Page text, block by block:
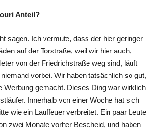
Anteil?
sagen. Ich vermute, dass der hier geringer
auf der Torstraße, weil wir hier auch,
von der Friedrichstraße weg sind, läuft
vorbei. Wir haben tatsächlich so gut,
Werbung gemacht. Dieses Ding war wirklich
Innerhalb von einer Woche hat sich
wie ein Lauffeuer verbreitet. Ein paar Leute
zwei Monate vorher Bescheid, und haben